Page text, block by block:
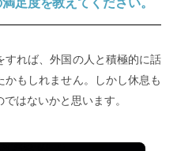
すれば、外国の人と積極的に話
かもしれません。しかし休息も
はないかと思います。